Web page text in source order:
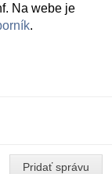
Na webe je
.
Pridať správu